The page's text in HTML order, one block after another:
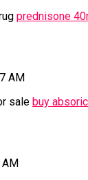
prednisone
AM
sale buy